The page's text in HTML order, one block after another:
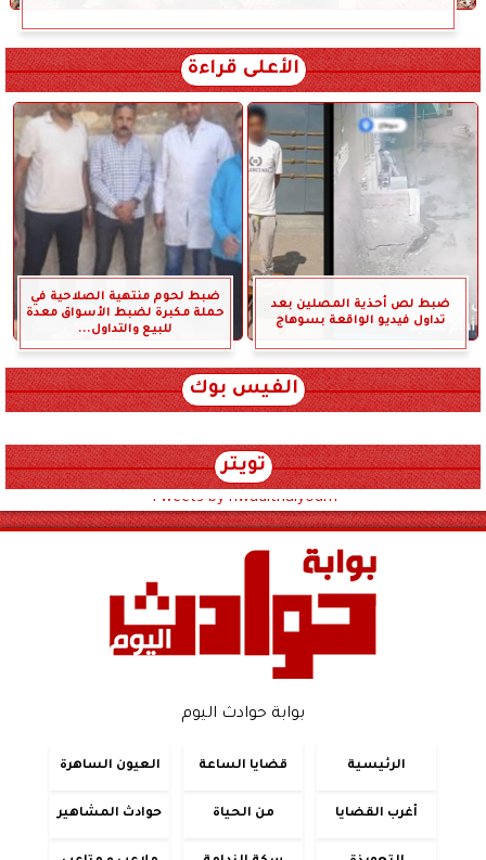
الأعلى قراءة
ضبط لص أحذية المصلين بعد
تداول فيديو الواقعة بسوهاج
ضبط لحوم منتهية الصلاحية في
حملة مكبرة لضبط الأسواق معدة
للبيع والتداول...
الفيس بوك
تويتر
Tweets by hwadithalyoum
بوابة حوادث اليوم
الرئيسية قضايا الساعة العيون الساهرة
أغرب القضايا من الحياة حوادث المشاهير